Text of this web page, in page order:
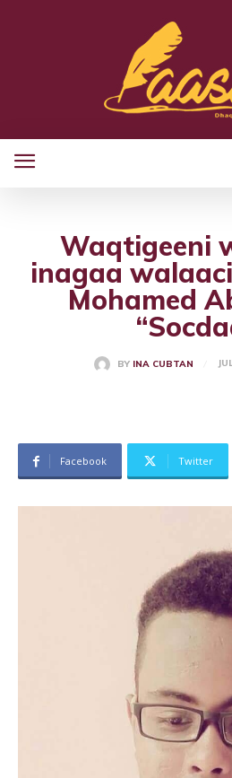
Waqtigeeni
inagaa
Mohamed
BY INA CUBTAN
Facebook Twitter